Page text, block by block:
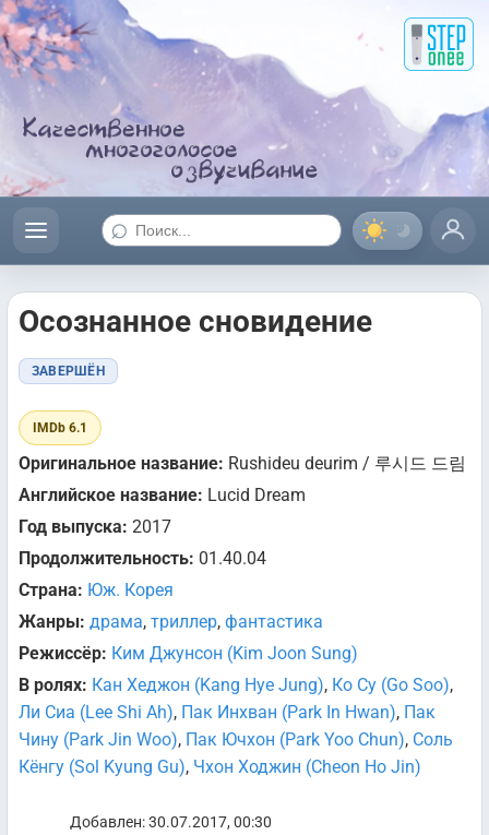
⌕
Осознанное сновидение
ЗАВЕРШЁН
IMDb 6.1
Оригинальное название: Rushideu deurim / 루시드 드림
Английское название: Lucid Dream
Год выпуска: 2017
Продолжительность: 01.40.04
Страна: Юж. Корея
Жанры: драма, триллер, фантастика
Режиссёр: Ким Джунсон (Kim Joon Sung)
В ролях: Кан Хеджон (Kang Hye Jung), Ко Су (Go Soo),
Ли Сиа (Lee Shi Ah), Пак Инхван (Park In Hwan), Пак
Чину (Park Jin Woo), Пак Ючхон (Park Yoo Chun), Соль
Кёнгу (Sol Kyung Gu), Чхон Ходжин (Cheon Ho Jin)
Добавлен: 30.07.2017, 00:30